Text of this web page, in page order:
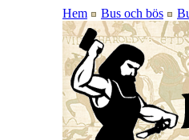
Hem Bus och bös